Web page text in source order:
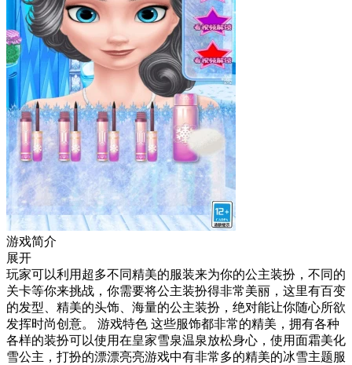
游戏简介
展开
玩家可以利用超多不同精美的服装来为你的公主装扮，不同的
关卡等你来挑战，你需要将公主装扮得非常美丽，这里有百变
的发型、精美的头饰、海量的公主装扮，绝对能让你随心所欲
发挥时尚创意。 游戏特色 这些服饰都非常的精美，拥有各种
各样的装扮可以使用在皇家雪泉温泉放松身心，使用面霜美化
雪公主，打扮的漂漂亮亮游戏中有非常多的精美的冰雪主题服